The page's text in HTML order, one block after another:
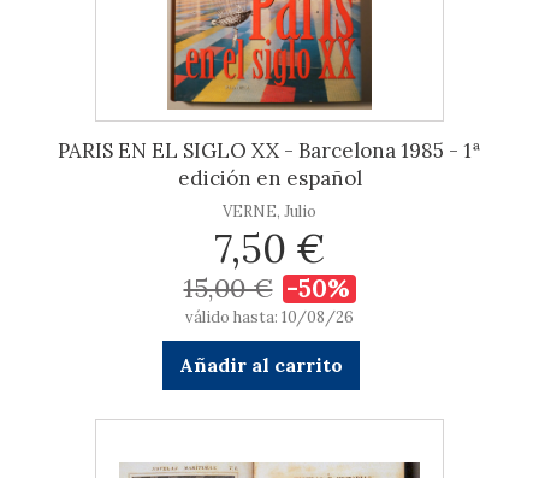
PARIS EN EL SIGLO XX - Barcelona 1985 - 1ª
edición en español
VERNE, Julio
7,50 €
15,00 € -50%
válido hasta: 10/08/26
Añadir al carrito